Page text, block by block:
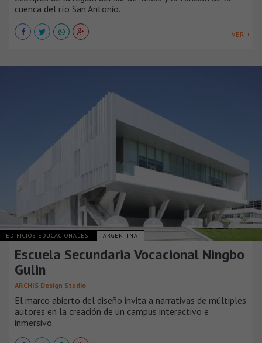
cuenca del río San Antonio.
VER +
EDIFICIOS EDUCACIONALES ARGENTINA
Escuela Secundaria Vocacional Ningbo
Gulin
ARCHIS Design Studio
El marco abierto del diseño invita a narrativas de múltiples
autores en la creación de un campus interactivo e
inmersivo.